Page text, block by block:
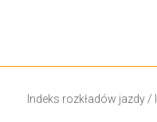
Indeks rozkładów jazdy/